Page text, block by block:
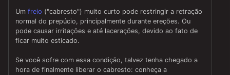
Um freio ("cabresto") muito curto pode restringir a retração
normal do prepúcio, principalmente durante ereções. Ou
pode causar irritações e até lacerações, devido ao fato de
ficar muito esticado.
Se você sofre com essa condição, talvez tenha chegado a
hora de finalmente liberar o cabresto: conheça a